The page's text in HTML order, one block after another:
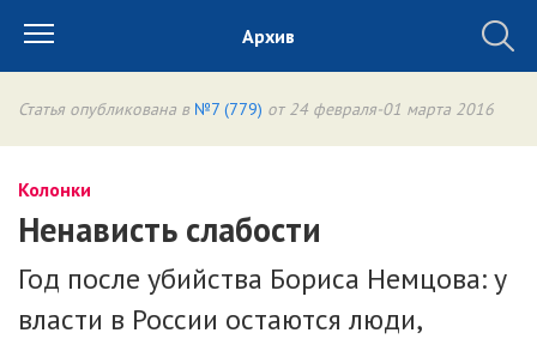
Архив
Статья опубликована в №7 (779) от 24 февраля-01 марта 2016
Колонки
Ненависть слабости
Год после убийства Бориса Немцова: у
власти в России остаются люди,